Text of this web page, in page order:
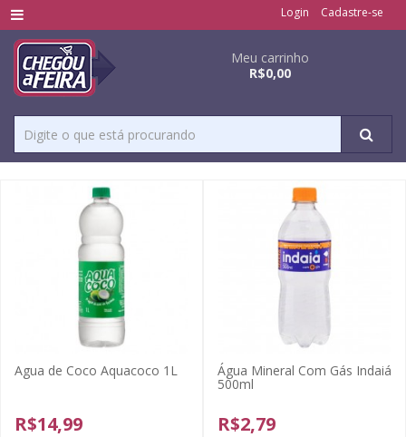
Login Cadastre-se
Meu carrinho
R$0,00
Agua de Coco Aquacoco 1L
R$14,99
Água Mineral Com Gás Indaiá
500ml
R$2,79